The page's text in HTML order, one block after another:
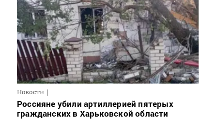
Новости
Россияне убили артиллерией пятерых
гражданских в Харьковской области